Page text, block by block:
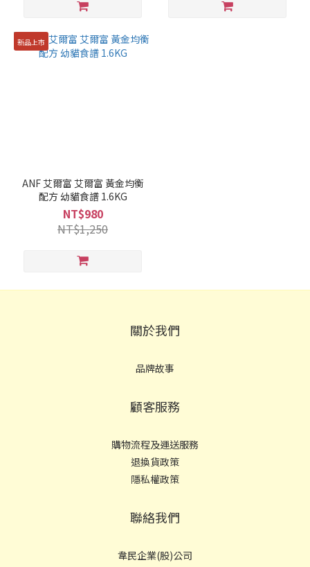
新品上市
ANF 艾爾富 艾爾富 黃金均衡
配方 幼貓食譜 1.6KG
NT$980
NT$1,250
關於我們
品牌故事
顧客服務
購物流程及運送服務
退換貨政策
隱私權政策
聯絡我們
韋民企業(股)公司